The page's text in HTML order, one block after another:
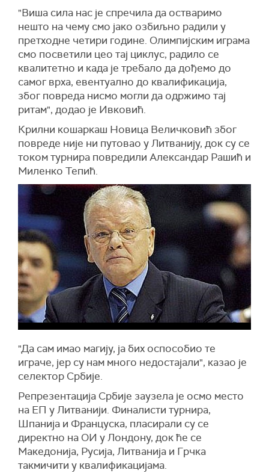
"Виша сила нас је спречила да остваримо
нешто на чему смо јако озбиљно радили у
претходне четири године. Олимпијским играма
смо посветили цео тај циклус, радило се
квалитетно и када је требало да дођемо до
самог врха, евентуално до квалификација,
због повреда нисмо могли да одржимо тај
ритам", додао је Ивковић.
Крилни кошаркаш Новица Величковић због
повреде није ни путовао у Литванију, док су се
током турнира повредили Александар Рашић и
Миленко Тепић.
"Да сам имао магију, ја бих оспособио те
играче, јер су нам много недостајали", казао је
селектор Србије.
Репрезентација Србије заузела је осмо место
на ЕП у Литванији. Финалисти турнира,
Шпанија и Француска, пласирали су се
директно на ОИ у Лондону, док ће се
Македонија, Русија, Литванија и Грчка
такмичити у квалификацијама.